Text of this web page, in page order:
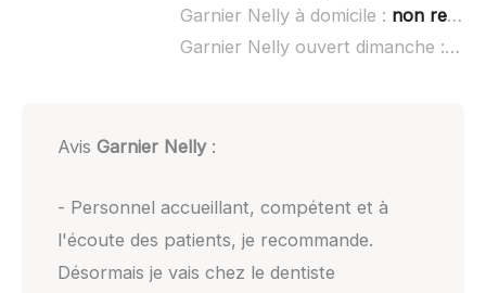
Garnier Nelly à domicile : non renseigné
Garnier Nelly ouvert dimanche :
Avis Garnier Nelly:
- Personnel accueillant, compétent et à
l'écoute des patients, je recommande.
Désormais je vais chez le dentiste